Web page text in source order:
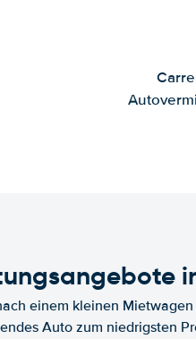
einem kleinen
Auto zum niedrigsten